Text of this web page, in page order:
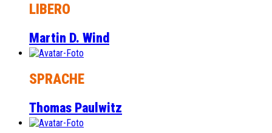
LIBERO
Martin D. Wind
SPRACHE
Thomas Paulwitz